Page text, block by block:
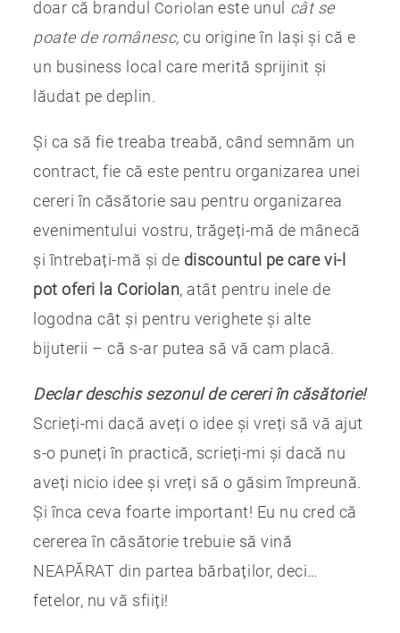
doar că brandul Coriolaneste unul cât se
poate de românesc, cu origine în Iași și că e
un business local care merită sprijinit și
lăudat pe deplin.
Și ca să fie treaba treabă, când semnăm un
contract, fie că este pentru organizarea unei
cereri în căsătorie sau pentru organizarea
evenimentului vostru, trăgeți-mă de mânecă
și întrebați-mă și de discountul pe care vi-l
pot oferi la Coriolan, atât pentru inele de
logodna cât și pentru verighete și alte
bijuterii – că s-ar putea să vă cam placă.
Declar deschis sezonul de cereri în căsătorie!
Scrieți-mi dacă aveți o idee și vreți să vă ajut
s-o puneți în practică, scrieți-mi și dacă nu
aveți nicio idee și vreți să o găsim împreună.
Și înca ceva foarte important! Eu nu cred că
cererea în căsătorie trebuie să vină
NEAPĂRAT din partea bărbaților, deci…
fetelor, nu vă sfiiți!